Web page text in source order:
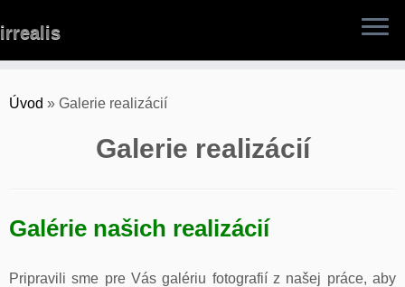
to
irrealis
Úvod » Galerie realizácií
Galerie realizácií
Galérie našich realizácií
Pripravili sme pre Vás galériu fotografií z našej práce, aby